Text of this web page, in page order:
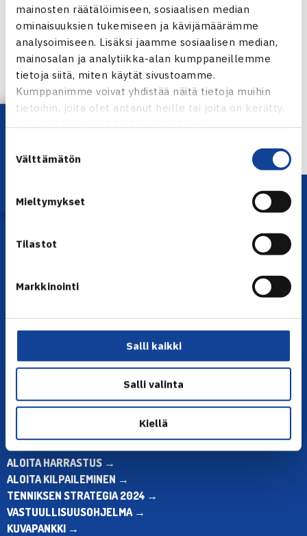
mainosten räätälöimiseen, sosiaalisen median
ominaisuuksien tukemiseen ja kävijämäärämme
analysoimiseen. Lisäksi jaamme sosiaalisen median,
mainosalan ja analytiikka-alan kumppaneillemme
tietoja siitä, miten käytät sivustoamme.
Kumppanimme voivat yhdistää näitä tietoja muihin
tietoihin, joita olet antanut heille tai joita on kerätty,
valinta
Välttämätön
Mieltymykset
Tilastot
Markkinointi
Salli kaikki
Salli valinta
Kiellä
Lataa OmaTennis!
Toimiston puhelinajat:
Muina aikoina olkaa yhteydessä
sähköpostitse: toimisto@tennis.fi
KAIKKI YHTEYSTIEDOT →
ALOITA HARRASTUS →
ALOITA KILPAILEMINEN →
TENNIKSEN STRATEGIA 2024 →
VASTUULLISUUSOHJELMA →
KUVAPANKKI →